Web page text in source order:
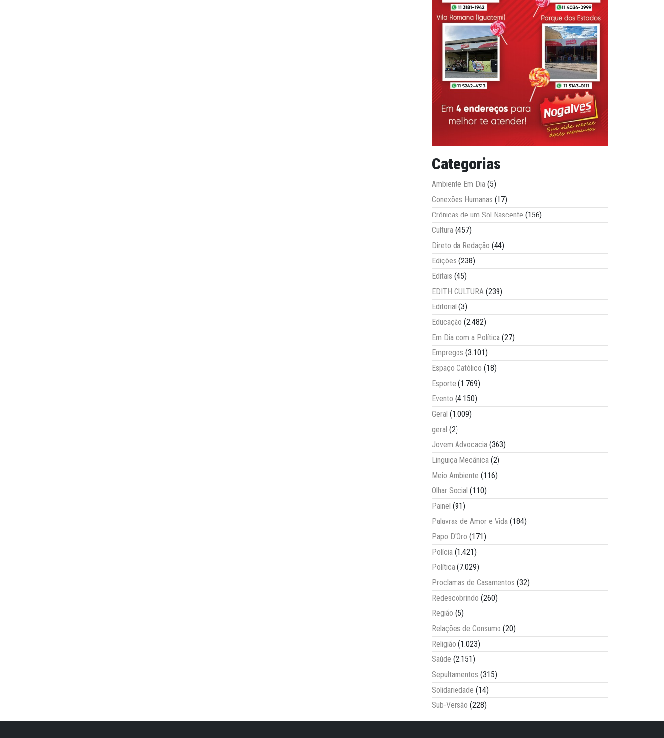
Categorias
Ambiente Em Dia (5)
Conexões Humanas (17)
Crônicas de um Sol Nascente (156)
Cultura (457)
Direto da Redação (44)
Edições (238)
Editais (45)
EDITH CULTURA (239)
Editorial (3)
Educação (2.482)
Em Dia com a Política (27)
Empregos (3.101)
Espaço Católico (18)
Esporte (1.769)
Evento (4.150)
Geral (1.009)
geral (2)
Jovem Advocacia (363)
Linguiça Mecânica (2)
Meio Ambiente (116)
Olhar Social (110)
Painel (91)
Palavras de Amor e Vida (184)
Papo D'Oro (171)
Polícia (1.421)
Política (7.029)
Proclamas de Casamentos (32)
Redescobrindo (260)
Região (5)
Relações de Consumo (20)
Religião (1.023)
Saúde (2.151)
Sepultamentos (315)
Solidariedade (14)
Sub-Versão (228)